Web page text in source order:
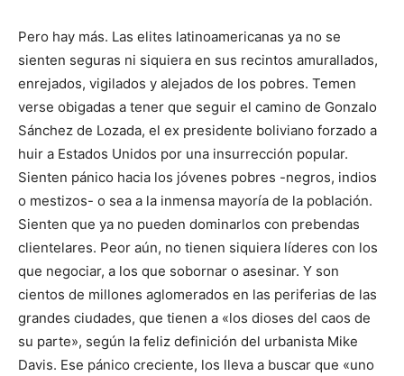
Pero hay más. Las elites latinoamericanas ya no se
sienten seguras ni siquiera en sus recintos amurallados,
enrejados, vigilados y alejados de los pobres. Temen
verse obigadas a tener que seguir el camino de Gonzalo
Sánchez de Lozada, el ex presidente boliviano forzado a
huir a Estados Unidos por una insurrección popular.
Sienten pánico hacia los jóvenes pobres -negros, indios
o mestizos- o sea a la inmensa mayoría de la población.
Sienten que ya no pueden dominarlos con prebendas
clientelares. Peor aún, no tienen siquiera líderes con los
que negociar, a los que sobornar o asesinar. Y son
cientos de millones aglomerados en las periferias de las
grandes ciudades, que tienen a «los dioses del caos de
su parte», según la feliz definición del urbanista Mike
Davis. Ese pánico creciente, los lleva a buscar que «uno